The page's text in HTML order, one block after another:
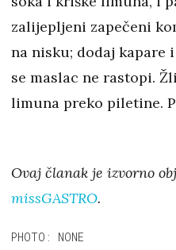
zalijepljeni zapečeni
na nisku; dodaj kapare
se maslac ne rastopi.
limuna preko piletine.
Ovaj članak je izvorno
missGASTRO.
PHOTO: NONE